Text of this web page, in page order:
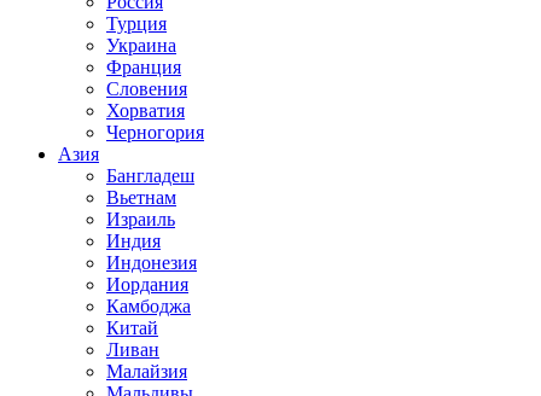
Турция
Украина
Франция
Словения
Хорватия
Черногория
Азия
Бангладеш
Вьетнам
Израиль
Индия
Индонезия
Иордания
Камбоджа
Китай
Ливан
Малайзия